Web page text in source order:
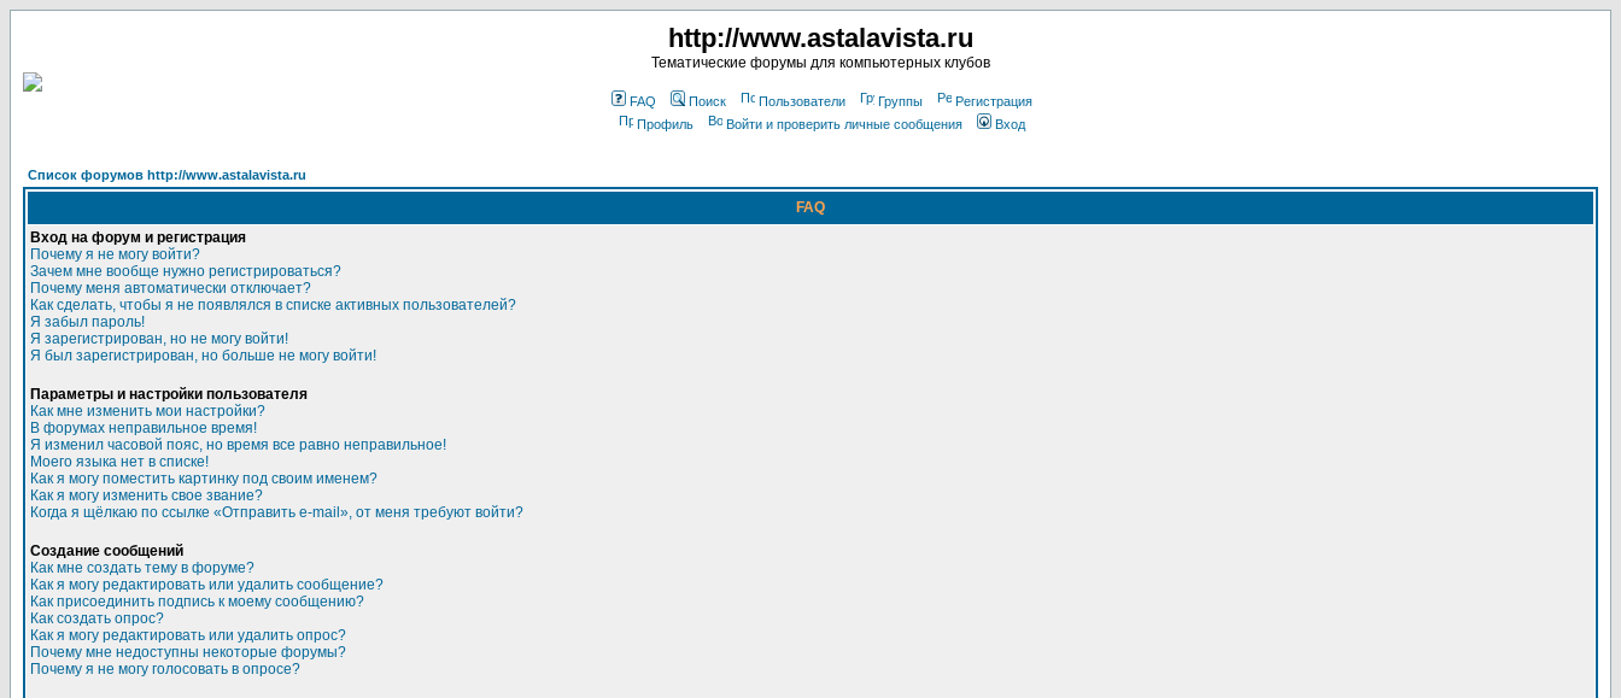
http://www.astalavista.ru
Тематические форумы для компьютерных клубов
FAQ Поиск Пользователи Группы
Регистрация
Профиль
Войти и проверить личные сообщения Вход
Список форумов http://www.astalavista.ru
FAQ
Вход на форум и регистрация
Почему я не могу войти?
Зачем мне вообще нужно регистрироваться?
Почему меня автоматически отключает?
Как сделать, чтобы я не появлялся в списке активных пользователей?
Я забыл пароль!
Я зарегистрирован, но не могу войти!
Я был зарегистрирован, но больше не могу войти!
Параметры и настройки пользователя
Как мне изменить мои настройки?
В форумах неправильное время!
Я изменил часовой пояс, но время все равно неправильное!
Моего языка нет в списке!
Как я могу поместить картинку под своим именем?
Как я могу изменить свое звание?
Когда я щёлкаю по ссылке «Отправить e-mail», от меня требуют войти?
Создание сообщений
Как мне создать тему в форуме?
Как я могу редактировать или удалить сообщение?
Как присоединить подпись к моему сообщению?
Как создать опрос?
Как я могу редактировать или удалить опрос?
Почему мне недоступны некоторые форумы?
Почему я не могу голосовать в опросе?